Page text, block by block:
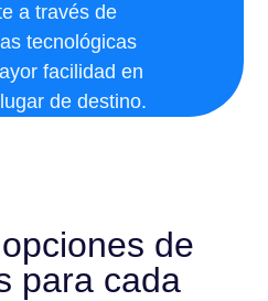
a través de
tecnológicas
facilidad en
de destino.
de
para cada